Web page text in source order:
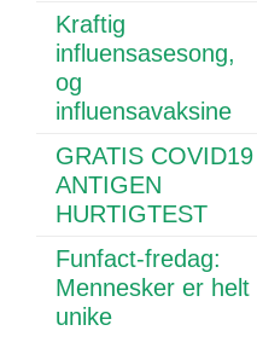
Kraftig
influensasesong,
og
influensavaksine
GRATIS COVID19
ANTIGEN
HURTIGTEST
Funfact-fredag:
Mennesker er helt
unike